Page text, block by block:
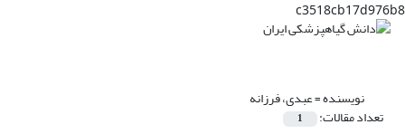
c3518cb17d976b8
نویسنده =عبدی، فرزانه
تعداد مقالات: 1